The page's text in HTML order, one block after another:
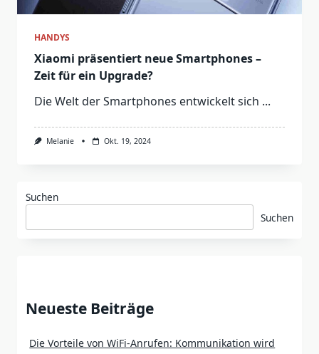
HANDYS
Xiaomi präsentiert neue Smartphones –
Zeit für ein Upgrade?
Die Welt der Smartphones entwickelt sich ...
Melanie Okt. 19, 2024
Suchen
Suchen
Neueste Beiträge
Die Vorteile von WiFi-Anrufen: Kommunikation wird